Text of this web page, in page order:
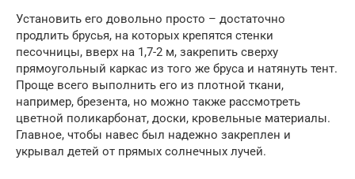
Установить его довольно просто – достаточно
продлить брусья, на которых крепятся стенки
песочницы, вверх на 1,7-2 м, закрепить сверху
прямоугольный каркас из того же бруса и натянуть тент.
Проще всего выполнить его из плотной ткани,
например, брезента, но можно также рассмотреть
цветной поликарбонат, доски, кровельные материалы.
Главное, чтобы навес был надежно закреплен и
укрывал детей от прямых солнечных лучей.